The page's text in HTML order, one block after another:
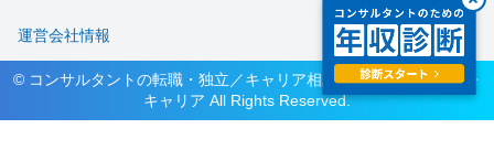
運営会社情報
© コンサルタントの転職・独立／キャリア相談サービス ハイパフォ
キャリア All Rights Reserved.